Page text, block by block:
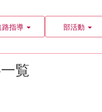
路指導 部活動
覧